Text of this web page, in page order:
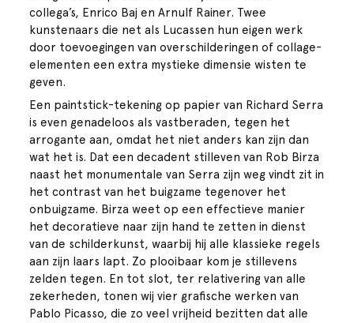
collega’s, Enrico Baj en Arnulf Rainer. Twee
kunstenaars die net als Lucassen hun eigen werk
door toevoegingen van overschilderingen of collage-
elementen een extra mystieke dimensie wisten te
geven.
Een paintstick-tekening op papier van Richard Serra
is even genadeloos als vastberaden, tegen het
arrogante aan, omdat het niet anders kan zijn dan
wat het is. Dat een decadent stilleven van Rob Birza
naast het monumentale van Serra zijn weg vindt zit in
het contrast van het buigzame tegenover het
onbuigzame. Birza weet op een effectieve manier
het decoratieve naar zijn hand te zetten in dienst
van de schilderkunst, waarbij hij alle klassieke regels
aan zijn laars lapt. Zo plooibaar kom je stillevens
zelden tegen. En tot slot, ter relativering van alle
zekerheden, tonen wij vier grafische werken van
Pablo Picasso, die zo veel vrijheid bezitten dat alle